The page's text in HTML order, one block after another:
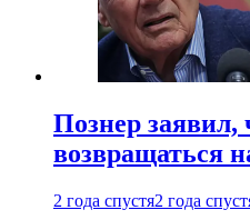
Познер заявил,
возвращаться
2 года спустя2 года